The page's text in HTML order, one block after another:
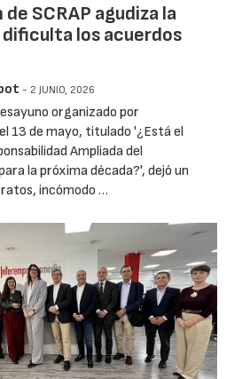
SCRAP agudiza la
los acuerdos
- 2 JUNIO, 2026
organizado por
13 de mayo, titulado '¿Está el
Ampliada del
la próxima década?', dejó un
incómodo …